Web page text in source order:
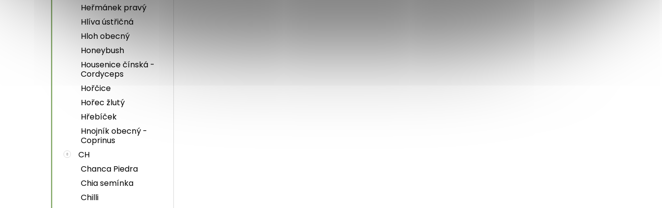
Heřmánek pravý
Hlíva ústřičná
Hloh obecný
Honeybush
Housenice čínská -
Cordyceps
Hořčice
Hořec žlutý
Hřebíček
Hnojník obecný -
Coprinus
CH
Chanca Piedra
Chia semínka
Chilli